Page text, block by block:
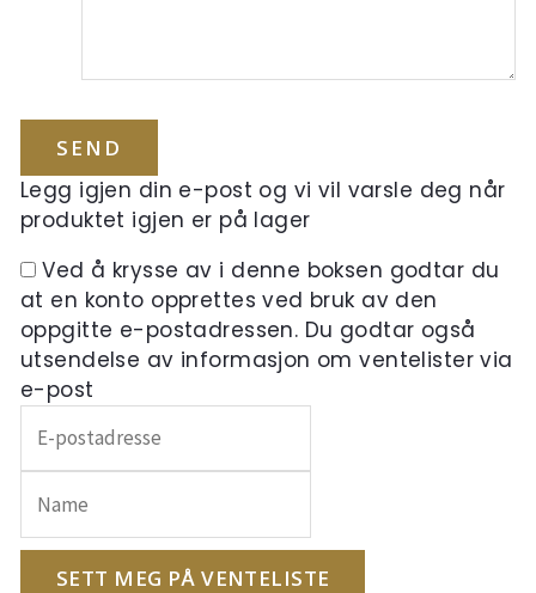
Legg igjen din e-post og vi vil varsle deg når
produktet igjen er på lager
Ved å krysse av i denne boksen godtar du
at en konto opprettes ved bruk av den
oppgitte e-postadressen. Du godtar også
utsendelse av informasjon om ventelister via
e-post
inn
e-
postadressen
din
SETT MEG PÅ VENTELISTE